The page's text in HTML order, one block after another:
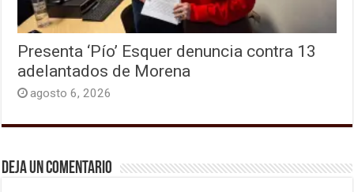
Presenta ‘Pío’ Esquer denuncia contra 13
adelantados de Morena
agosto 6, 2026
Deja un comentario